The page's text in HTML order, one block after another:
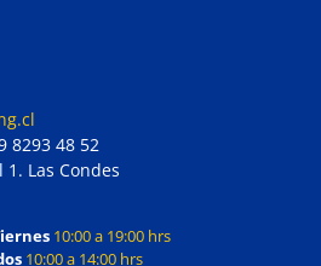
8293 48 52
1. Las Condes
10:00 a 19:00 hrs
10:00 a 14:00 hrs